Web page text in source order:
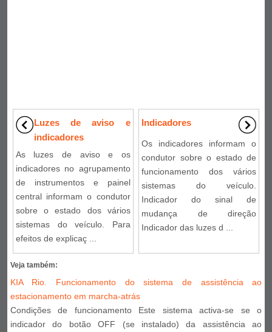
Luzes de aviso e
indicadores
As luzes de aviso e os
indicadores no agrupamento
de instrumentos e painel
central informam o condutor
sobre o estado dos vários
sistemas do veículo. Para
efeitos de explicaç ...
Indicadores
Os indicadores informam o
condutor sobre o estado de
funcionamento dos vários
sistemas do veículo.
Indicador do sinal de
mudança de direção
Indicador das luzes d ...
Veja também:
KIA Rio. Funcionamento do sistema de assistência ao
estacionamento em marcha-atrás
Condições de funcionamento Este sistema activa-se se o
indicador do botão OFF (se instalado) da assistência ao